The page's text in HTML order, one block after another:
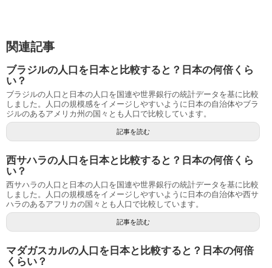
関連記事
ブラジルの人口を日本と比較すると？日本の何倍くら
い？
ブラジルの人口と日本の人口を国連や世界銀行の統計データを基に比較
しました。人口の規模感をイメージしやすいように日本の自治体やブラ
ジルのあるアメリカ州の国々とも人口で比較しています。
記事を読む
西サハラの人口を日本と比較すると？日本の何倍くら
い？
西サハラの人口と日本の人口を国連や世界銀行の統計データを基に比較
しました。人口の規模感をイメージしやすいように日本の自治体や西サ
ハラのあるアフリカの国々とも人口で比較しています。
記事を読む
マダガスカルの人口を日本と比較すると？日本の何倍
くらい？